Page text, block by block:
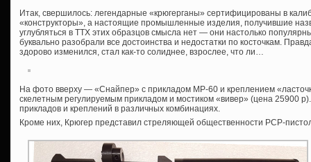
Итак, свершилось: легендарные «крюгерганы» сертифицированы в
«конструкторы», а настоящие промышленные изделия, получившие
углубляться в ТТХ этих образцов смысла нет — они настолько
буквально разобрали все достоинства и недостатки по косточкам.
здорово изменился, стал как-то солиднее, взрослее, что ли…
На фото вверху — «Снайпер» с прикладом МР-60 и креплением
скелетным регулируемым прикладом и мостиком «вивер» (цена 25900
прикладов и креплений в различных комбинациях.
Кроме них, Крюгер представил стреляющей общественности PCP-